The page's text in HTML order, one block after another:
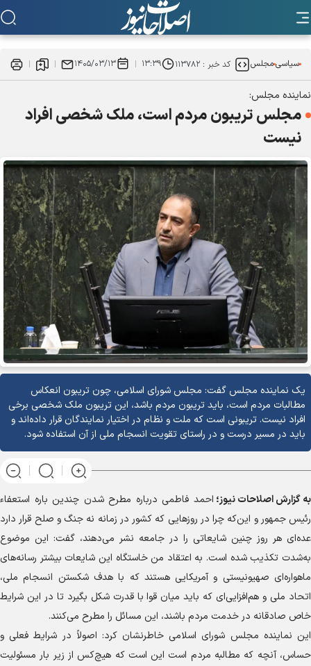
سیاسیمجلس کد خبر :۱۱۳۷۸۲ ۱۳:۳۹ ۱۴۰۵/۰۳/۱۳
نماینده مجلس:
مجلس تریبون مردم است، ملک شخصی افراد
نیست
یک نماینده مجلس گفت: مجلس شورای اسلامی، چون تریبون انعکاس
مطالبات مردم است، باید تریبون مردم باشد، این تریبون ملک شخصی برخی
افراد نیست. تریبونی است که ملت و نظام در اختیار نمایندگان قرار داده‌اند و
باید در مسیر درست و در راستای تقویت انسجام ملی از آن استفاده شود.
به گزارشاصلاحات نیوز؛ احمد فاطمی درباره مطرح شدن چندین باره استعفاء
رئیس جمهور و این‌که چرا در روز‌هایی که کشور در زمانه نه جنگ و صلح قرار دارد
عده‌ای هر روز چنین شایعاتی را در جامعه نشر می‌دهند، گفت: این موضوع
به‌شدت تکذیب شده است. به اعتقاد من خاستگاه این شایعات بیشتر رسانه‌های
ماهواره‌ای صهیونیستی و آمریکایی هستند که با هدف شکستن انسجام ملی،
اتحاد ملی و هم‌افزایی‌ای که باید میان قوا با قدرت شکل بگیرد تا در این شرایط
خاص صادقانه در خدمت مردم باشند، این مسائل را مطرح می‌کنند.
این نماینده مجلس شورای اسلامی خاطرنشان کرد: اصولاً در شرایط فعلی و
حساس، آنچه که مطالبه مردم است این است که هیچ‌کس از زیر بار مسئولیت